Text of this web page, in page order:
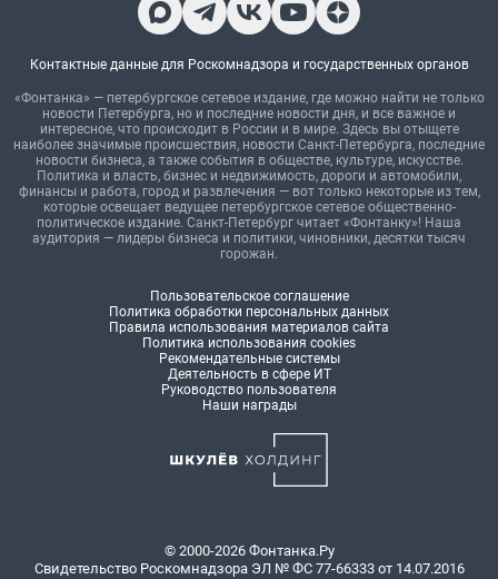
Контактные данные для Роскомнадзора и государственных органов
«Фонтанка» — петербургское сетевое издание, где можно найти не только
новости Петербурга, но и последние новости дня, и все важное и
интересное, что происходит в России и в мире. Здесь вы отыщете
наиболее значимые происшествия, новости Санкт-Петербурга, последние
новости бизнеса, а также события в обществе, культуре, искусстве.
Политика и власть, бизнес и недвижимость, дороги и автомобили,
финансы и работа, город и развлечения — вот только некоторые из тем,
которые освещает ведущее петербургское сетевое общественно-
политическое издание. Санкт-Петербург читает «Фонтанку»! Наша
аудитория — лидеры бизнеса и политики, чиновники, десятки тысяч
горожан.
Пользовательское соглашение
Политика обработки персональных данных
Правила использования материалов сайта
Политика использования cookies
Рекомендательные системы
Деятельность в сфере ИТ
Руководство пользователя
Наши награды
© 2000-2026 Фонтанка.Ру
Свидетельство Роскомнадзора ЭЛ № ФС 77-66333 от 14.07.2016